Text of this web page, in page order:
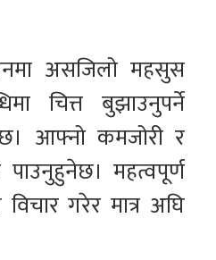
असजिलो महसुस
चित्त बुझाउनुपर्ने
आफ्नो कमजोरी र
महत्वपूर्ण
विचार गरेर मात्र अघि